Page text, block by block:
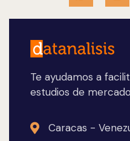
Te ayudamos a
estudios de
Caracas -